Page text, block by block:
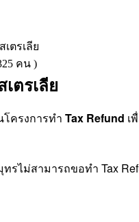
เตรเลีย
คน )
ตรเลีย
โครงการทำ Tax Refund เ
รไม่สามารถขอทำ Tax